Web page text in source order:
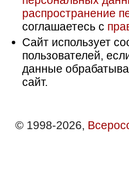
распространение
соглашаетесь с
Сайт использует
пользователей,
данные
сайт.
© 1998-2026,